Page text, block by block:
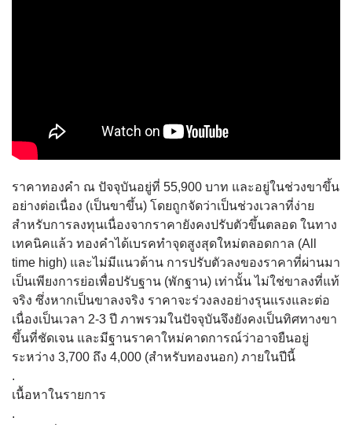
ราคาทองคำ ณ ปัจจุบันอยู่ที่ 55,900 บาท และอยู่ในช่วงขาขึ้น
อย่างต่อเนื่อง (เป็นขาขึ้น) โดยถูกจัดว่าเป็นช่วงเวลาที่ง่าย
สำหรับการลงทุนเนื่องจากราคายังคงปรับตัวขึ้นตลอด ในทาง
เทคนิคแล้ว ทองคำได้เบรคทำจุดสูงสุดใหม่ตลอดกาล (All
time high) และไม่มีแนวต้าน การปรับตัวลงของราคาที่ผ่านมา
เป็นเพียงการย่อเพื่อปรับฐาน (พักฐาน) เท่านั้น ไม่ใช่ขาลงที่แท้
จริง ซึ่งหากเป็นขาลงจริง ราคาจะร่วงลงอย่างรุนแรงและต่อ
เนื่องเป็นเวลา 2-3 ปี ภาพรวมในปัจจุบันจึงยังคงเป็นทิศทางขา
ขึ้นที่ชัดเจน และมีฐานราคาใหม่คาดการณ์ว่าอาจยืนอยู่
ระหว่าง 3,700 ถึง 4,000 (สำหรับทองนอก) ภายในปีนี้
.
เนื้อหาในรายการ
.